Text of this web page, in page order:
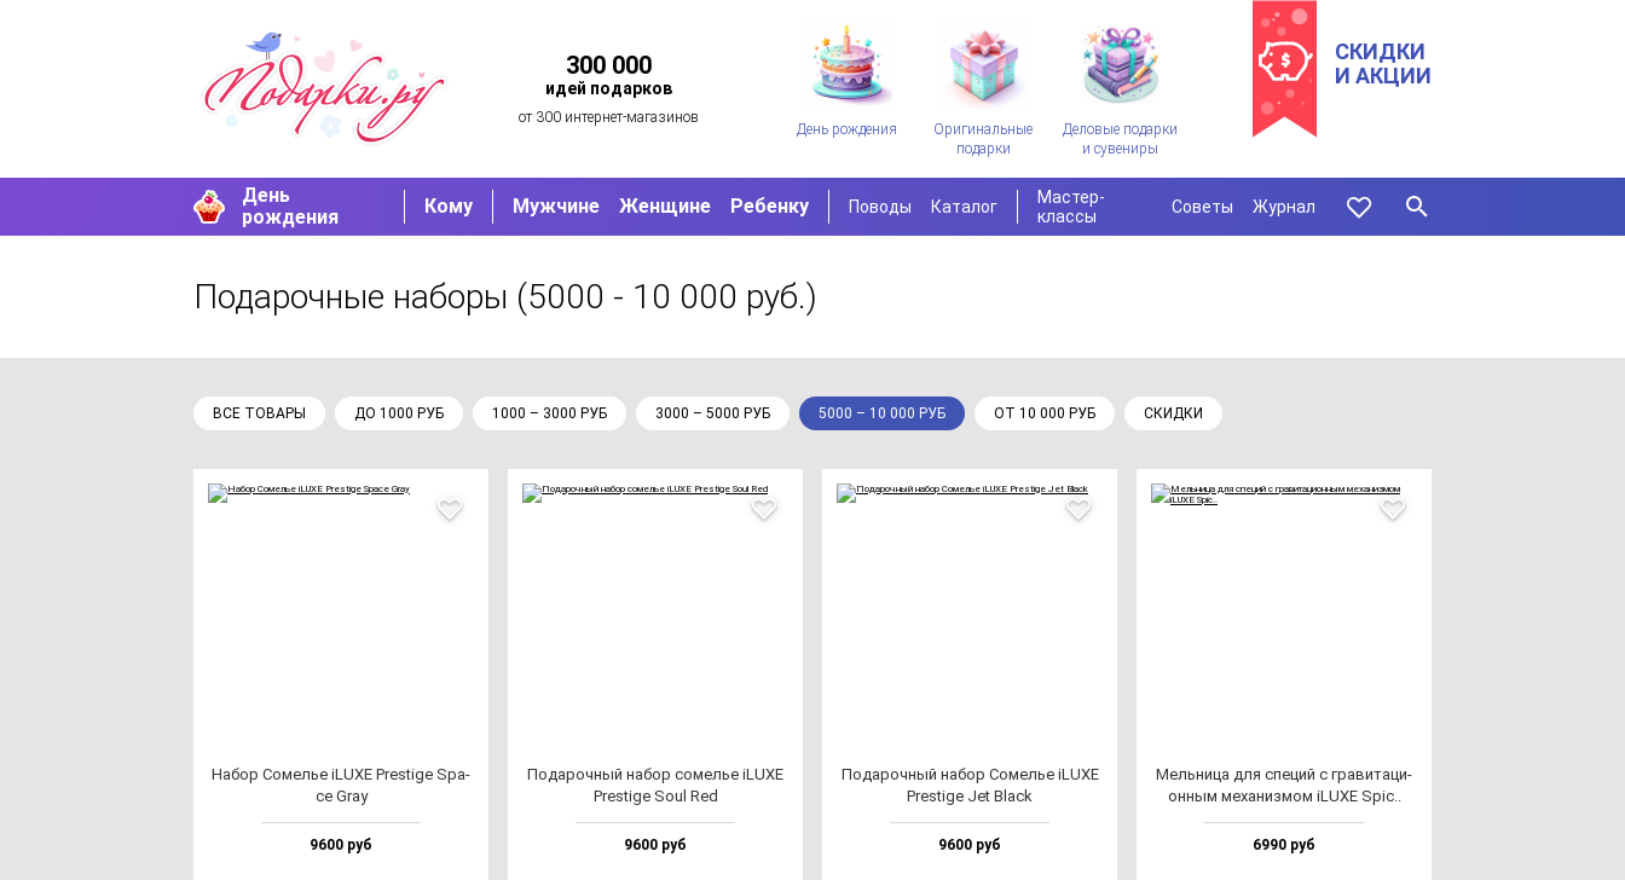
300 000
идей подарков
от 300 интернет-магазинов
День рождения
Оригинальные
подарки
Деловые подарки
и сувениры
СКИДКИ
И АКЦИИ
День
рождения
Кому Мужчине Женщине Ребенку Поводы Каталог
Мастер-
классы
Советы Журнал
Подарочные наборы (5000 - 10 000 руб.)
ВСЕ ТОВАРЫ ДО 1000 РУБ 1000 – 3000 РУБ 3000 – 5000 РУБ 5000 – 10 000 РУБ ОТ 10 000 РУБ СКИДКИ
Набор Сомелье iLUXE Pres­ti­ge Spa­
ce Gray
9600 руб
Пода­роч­ный на­бор со­мелье iLUXE
Pres­ti­ge Soul Red
9600 руб
Пода­роч­ный на­бор Сомелье iLUXE
Pres­ti­ge Jet Black
9600 руб
Мель­ни­ца для спе­ций с гра­ви­та­ци­
он­ным ме­ха­низ­мом iLUXE Spic..
6990 руб